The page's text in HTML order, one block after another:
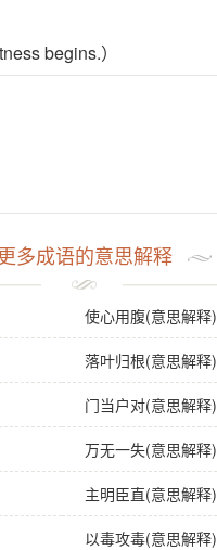
begins.）
多成语的意思解释
使心用腹(意思解释)
落叶归根(意思解释)
门当户对(意思解释)
万无一失(意思解释)
主明臣直(意思解释)
以毒攻毒(意思解释)